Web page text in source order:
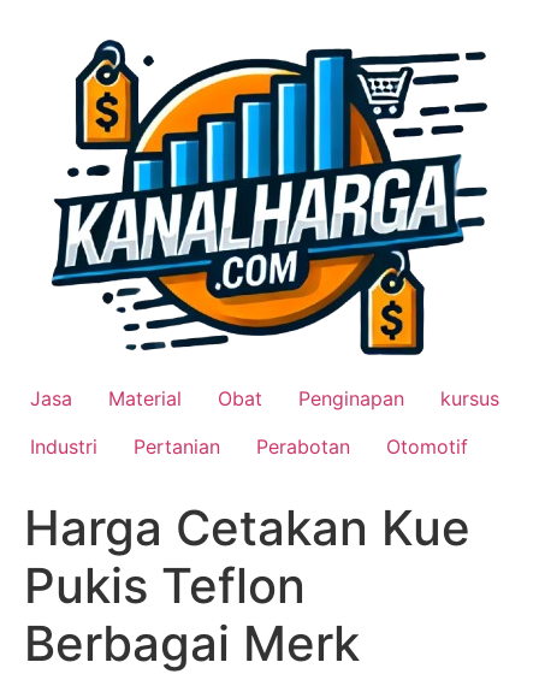
Jasa Material Obat Penginapan
kursus
Industri
Pertanian Perabotan Otomotif
Harga Cetakan Kue
Pukis Teflon
Berbagai Merk